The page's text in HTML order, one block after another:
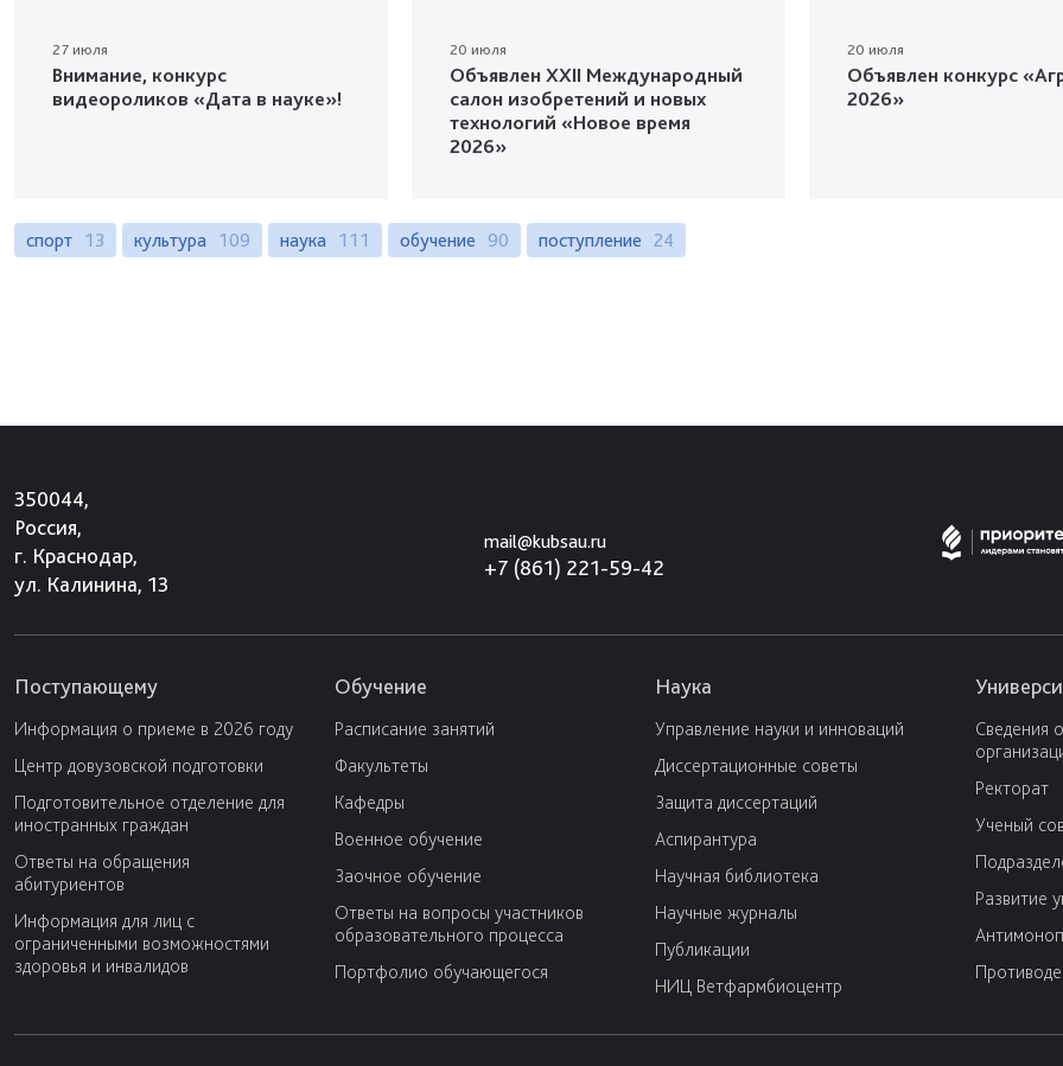
27 июля
Внимание, конкурс
видеороликов «Дата в науке»!
20 июля
Объявлен XXII Международный
салон изобретений и новых
технологий «Новое время
2026»
20 июля
Объявлен конкурс
2026»
спорт 13 культура 109 наука 111 обучение 90 поступление 24
350044,
Россия,
г. Краснодар,
ул. Калинина, 13
mail@kubsau.ru
+7 (861) 221-59-42
Поступающему
Информация о приеме в 2026 году
Центр довузовской подготовки
Подготовительное отделение для
иностранных граждан
Ответы на обращения
абитуриентов
Информация для лиц с
ограниченными возможностями
здоровья и инвалидов
Обучение
Расписание занятий
Факультеты
Кафедры
Военное обучение
Заочное обучение
Ответы на вопросы участников
образовательного процесса
Портфолио обучающегося
Наука
Управление науки и инноваций
Диссертационные советы
Защита диссертаций
Аспирантура
Научная библиотека
Научные журналы
Публикации
НИЦ Ветфармбиоцентр
Сведения
Ректорат
Ученый
Развитие